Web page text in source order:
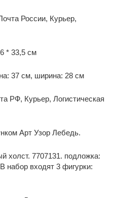
России, Курьер,
* 33,5 см
37 см, ширина: 28 см
РФ, Курьер, Логистическая
Арт Узор Лебедь.
холст. 7707131. подложка:
набор входят 3 фигурки: